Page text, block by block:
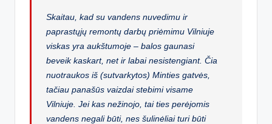
Skaitau, kad su vandens nuvedimu ir
paprastųjų remontų darbų priėmimu Vilniuje
viskas yra aukštumoje – balos gaunasi
beveik kaskart, net ir labai nesistengiant. Čia
nuotraukos iš (sutvarkytos) Minties gatvės,
tačiau panašūs vaizdai stebimi visame
Vilniuje. Jei kas nežinojo, tai ties perėjomis
vandens negali būti, nes šulinėliai turi būti